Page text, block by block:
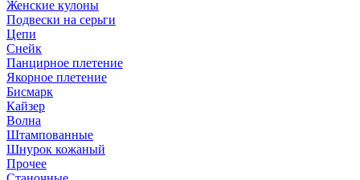
Женские кулоны
Подвески на серьги
Цепи
Снейк
Панцирное плетение
Якорное плетение
Бисмарк
Кайзер
Волна
Штампованные
Шнурок кожаный
Прочее